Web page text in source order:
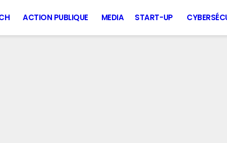
ACTION PUBLIQUE MEDIA START-UP